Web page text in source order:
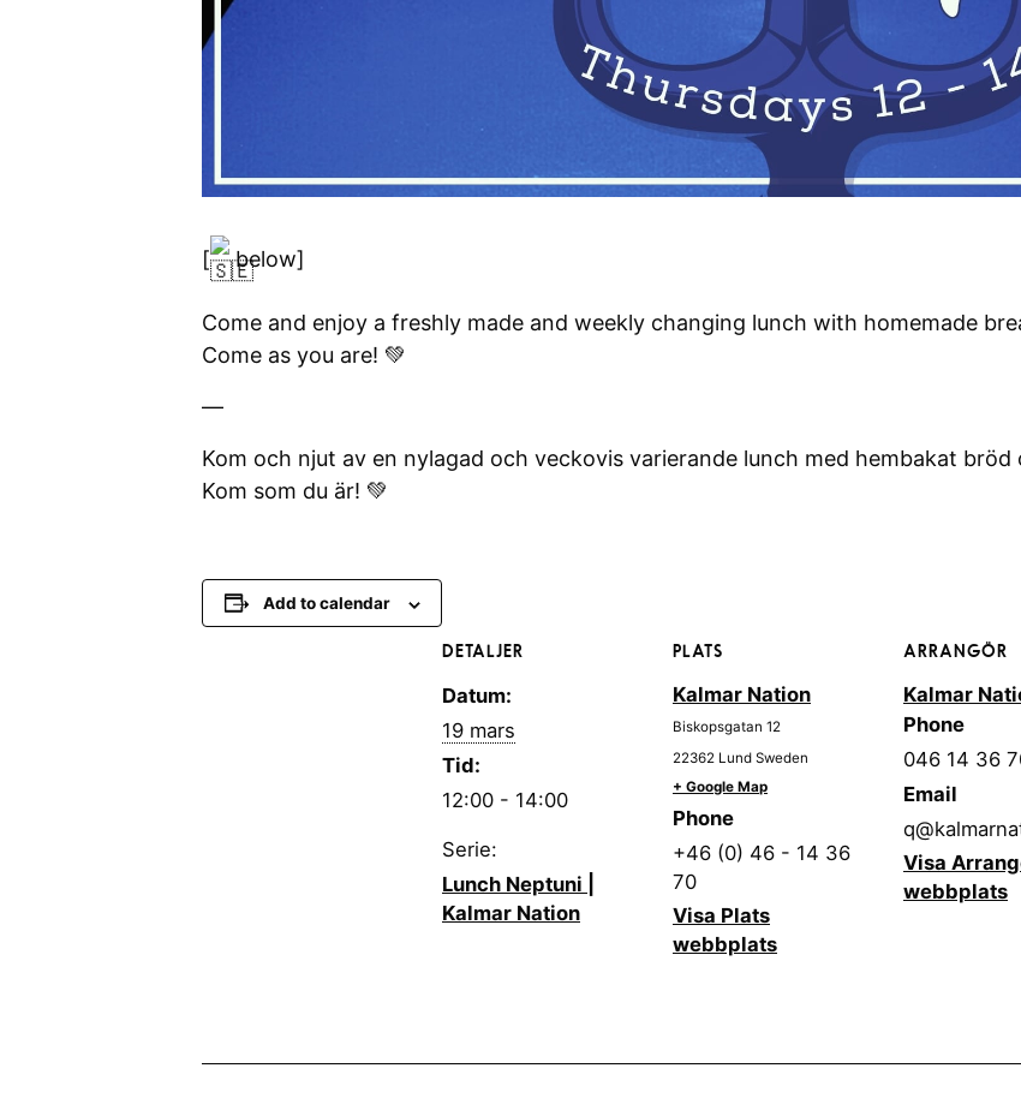
[ below]
Come and enjoy a freshly made and weekly changing lunch with homemade
Come as you are! 💚
—
Kom och njut av en nylagad och veckovis varierande lunch med hembakat
Kom som du är! 💚
Add to calendar
DETALJER
Datum:
19 mars
Tid:
12:00 - 14:00
Serie:
Lunch Neptuni |
Kalmar Nation
PLATS
Kalmar Nation
Biskopsgatan 12
22362 Lund Sweden
+ Google Map
Phone
+46 (0) 46 - 14 36
70
Visa Plats
webbplats
ARRANGÖR
Kalmar
Phone
046 14 36
Email
Visa
webbplats